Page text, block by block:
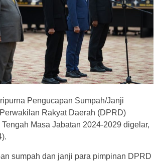
Pengucapan Sumpah/Janji
Rakyat Daerah (DPRD)
Masa Jabatan 2024-2029 digelar,
sumpah dan janji para pimpinan DPRD